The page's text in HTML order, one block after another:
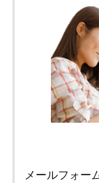
メールフォー